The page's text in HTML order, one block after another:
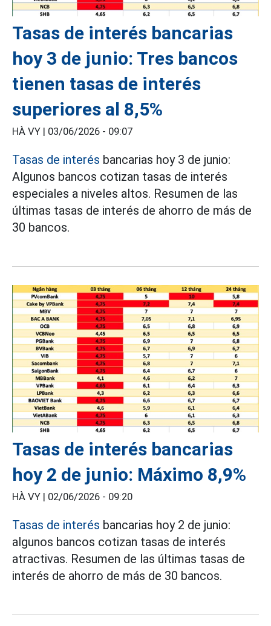
Tasas de interés bancarias
hoy 3 de junio: Tres bancos
tienen tasas de interés
superiores al 8,5%
HÀ VY | 03/06/2026 - 09:07
Tasas de interés bancarias hoy 3 de junio:
Algunos bancos cotizan tasas de interés
especiales a niveles altos. Resumen de las
últimas tasas de interés de ahorro de más de
30 bancos.
Tasas de interés bancarias
hoy 2 de junio: Máximo 8,9%
HÀ VY | 02/06/2026 - 09:20
Tasas de interés bancarias hoy 2 de junio:
algunos bancos cotizan tasas de interés
atractivas. Resumen de las últimas tasas de
interés de ahorro de más de 30 bancos.